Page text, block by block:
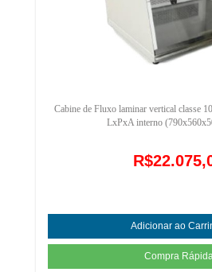
Cabine de Fluxo laminar vertical classe
LxPxA interno